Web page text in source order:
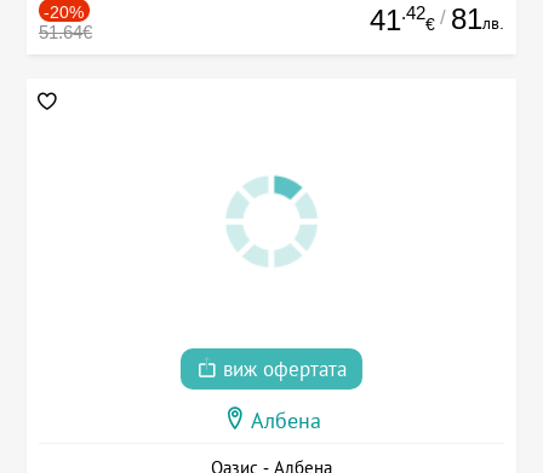
-20%
51.64€ 41.42
€ / 81лв.
виж офертата
Албена
Оазис - Албена